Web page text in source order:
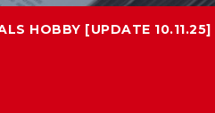
HOBBY [UPDATE 10.11.25]